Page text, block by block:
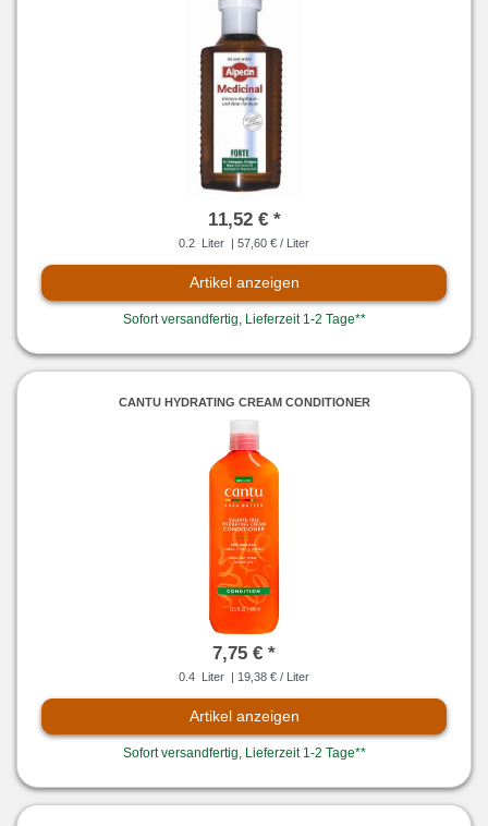
11,52 € *
0.2 Liter | 57,60 € / Liter
Artikel anzeigen
Sofort versandfertig, Lieferzeit 1-2 Tage**
CANTU HYDRATING CREAM CONDITIONER
7,75 € *
0.4 Liter | 19,38 € / Liter
Artikel anzeigen
Sofort versandfertig, Lieferzeit 1-2 Tage**